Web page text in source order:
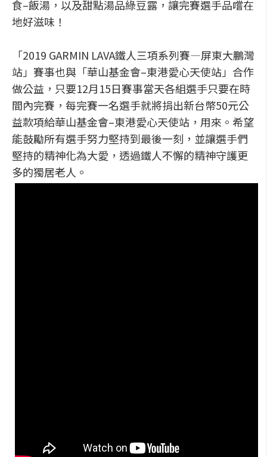
食–飯湯，以及甜點湯品綠豆露，讓完賽選手品嚐在
地好滋味！
「2019 GARMIN LAVA鐵人三項系列賽—屏東大鵬灣
站」賽事也與「華山基金會–東港愛心天使站」合作
做公益，只要12月15日賽事當天各組選手只要在時
間內完賽，每完賽一名選手就將捐出新台幣50元公
益款項給華山基金會–東港愛心天使站，用來。希望
能鼓勵所有選手努力堅持到最後一刻，並讓選手們
堅持的精神化為大愛，透過鐵人不懈的精神守護更
多的獨居老人。